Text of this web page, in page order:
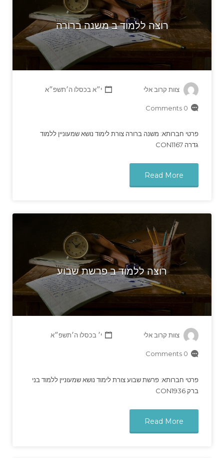
רוצה ללמוד ב משנה ברורה
צוות קרוב אלי י״א בכסלו ה׳תשפ״א
0 Comments
פרטי חברותא: משנה ברורה צורת לימוד נושא שמעוניין ללמוד
גדרה CON1167
Read More
רוצה ללמוד ב פרשת שבוע
צוות קרוב אלי י׳ בכסלו ה׳תשפ״א
0 Comments
פרטי חברותא: פרשת שבוע צורת לימוד נושא שמעוניין ללמוד בני
ברק CON1936
Read More